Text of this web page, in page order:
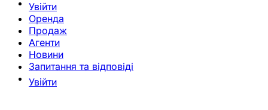
Увійти
Оренда
Продаж
Агенти
Новини
Запитання та відповіді
Увійти